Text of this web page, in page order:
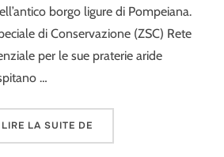
borgo ligure di Pompeiana.
di Conservazione (ZSC) Rete
per le sue praterie aride
…
LIRE LA SUITE DE« TRA CIELO E TERRA –